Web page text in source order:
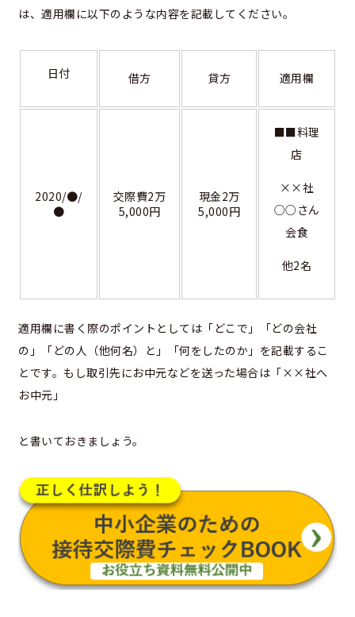
は、適用欄に以下のような内容を記載してください。
日付 借方 貸方 適用欄
2020/●/
●
交際費2万
5,000円
現金2万
5,000円
■■料理
店
××社
○○さん
会食
他2名
適用欄に書く際のポイントとしては「どこで」「どの会社
の」「どの人（他何名）と」「何をしたのか」を記載するこ
とです。もし取引先にお中元などを送った場合は「××社へ
お中元」
と書いておきましょう。